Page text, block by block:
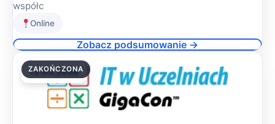
współc
Online
Zobacz podsumowanie →
12.03.2026
ZAKOŃCZONA